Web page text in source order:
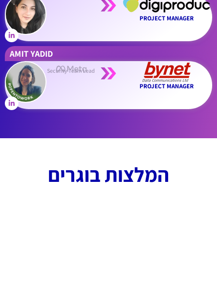
PROJECT MANAGER
AMIT YADID
PROJECT MANAGER
Security Team Lead
המלצות בוגרים